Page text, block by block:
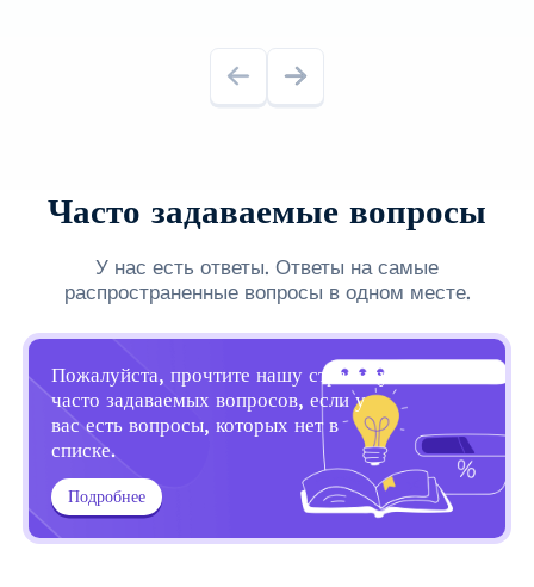
Часто задаваемые вопросы
У нас есть ответы. Ответы на самые
распространенные вопросы в одном месте.
Пожалуйста, прочтите нашу страницу
часто задаваемых вопросов, если у
вас есть вопросы, которых нет в
списке.
Подробнее